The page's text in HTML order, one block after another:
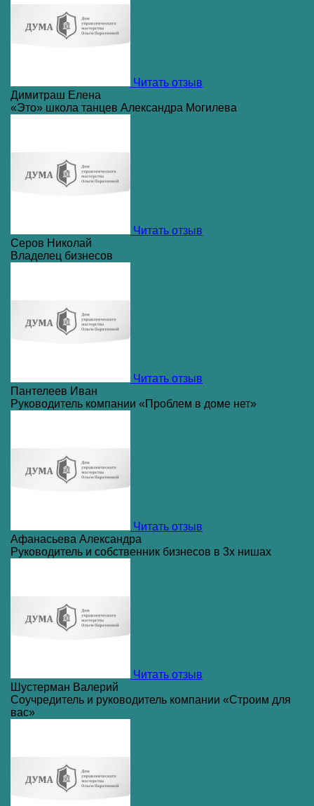
Читать отзыв
Димитраш Елена
«Это» школа танцев Александра Могилева
Читать отзыв
Серов Николай
Владелец бизнесов
Читать отзыв
Пантелеев Иван
Руководитель компании «Проблем в доме нет»
Читать отзыв
Афанасьева Александра
Руководитель и собственник бизнесов в 3х нишах
Читать отзыв
Шустерман Валерий
Соучредитель и руководитель компании «Строим для
вас»